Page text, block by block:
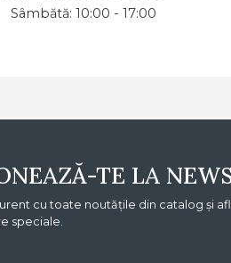
Sâmbătă: 10:00 - 17:00
TE LA
cu toate noutățile din catalog și
speciale.